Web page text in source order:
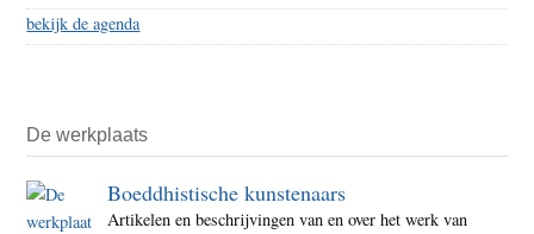
bekijk de agenda
De werkplaats
Boeddhistische kunstenaars
Artikelen en beschrijvingen van en over het werk van